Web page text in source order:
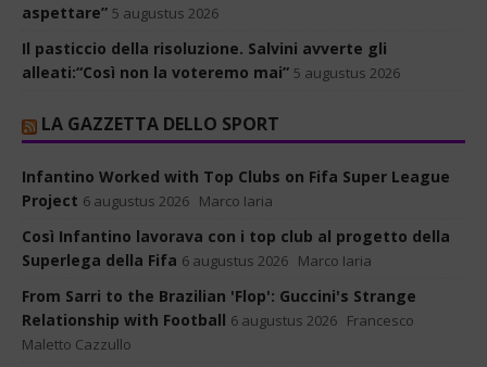
aspettare” 5 augustus 2026
Il pasticcio della risoluzione. Salvini avverte gli
alleati:“Così non la voteremo mai” 5 augustus 2026
LA GAZZETTA DELLO SPORT
Infantino Worked with Top Clubs on Fifa Super League
Project 6 augustus 2026 Marco Iaria
Così Infantino lavorava con i top club al progetto della
Superlega della Fifa 6 augustus 2026 Marco Iaria
From Sarri to the Brazilian 'Flop': Guccini's Strange
Relationship with Football 6 augustus 2026 Francesco
Maletto Cazzullo